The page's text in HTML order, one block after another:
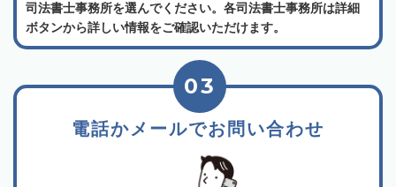
司法書士事務所を選んでください。各司法書士事務所は詳細
ボタンから詳しい情報をご確認いただけます。
電話かメールでお問い合わせ
03